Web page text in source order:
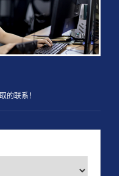
的联系！